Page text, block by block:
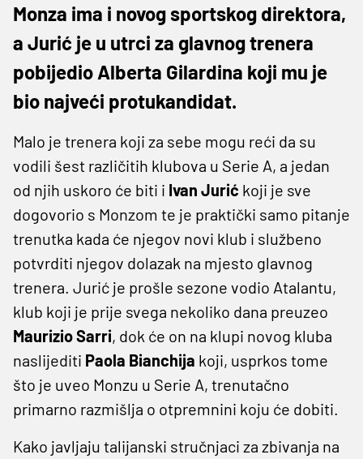
Monza ima i novog sportskog direktora,
a Jurić je u utrci za glavnog trenera
pobijedio Alberta Gilardina koji mu je
bio najveći protukandidat.
Malo je trenera koji za sebe mogu reći da su
vodili šest različitih klubova u Serie A, a jedan
od njih uskoro će biti i Ivan Jurić koji je sve
dogovorio s Monzom te je praktički samo pitanje
trenutka kada će njegov novi klub i službeno
potvrditi njegov dolazak na mjesto glavnog
trenera. Jurić je prošle sezone vodio Atalantu,
klub koji je prije svega nekoliko dana preuzeo
Maurizio Sarri, dok će on na klupi novog kluba
naslijediti Paola Bianchija koji, usprkos tome
što je uveo Monzu u Serie A, trenutačno
primarno razmišlja o otpremnini koju će dobiti.
Kako javljaju talijanski stručnjaci za zbivanja na